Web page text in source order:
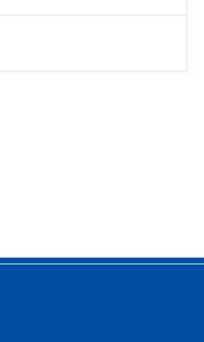
22
下さい！！